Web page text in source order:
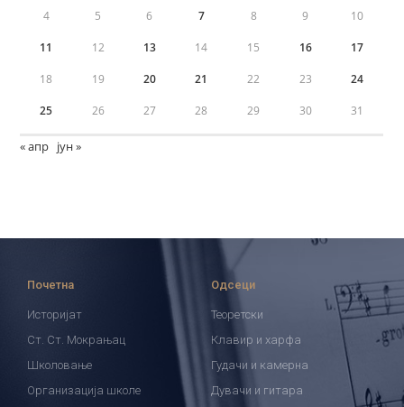
4 5 6 7 8 9 10
11 12 13 14 15 16 17
18 19 20 21 22 23 24
25 26 27 28 29 30 31
« апр јун »
Почетна
Историјат
Ст. Ст. Мокрањац
Школовање
Организација школе
Одсеци
Теоретски
Клавир и харфа
Гудачи и камерна
Дувачи и гитара